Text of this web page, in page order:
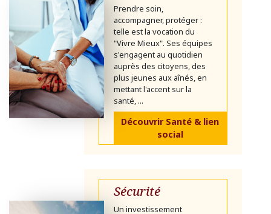
Prendre soin,
accompagner, protéger :
telle est la vocation du
"Vivre Mieux". Ses équipes
s'engagent au quotidien
auprès des citoyens, des
plus jeunes aux aînés, en
mettant l'accent sur la
santé, ...
Découvrir Santé & lien
social
Sécurité
Un investissement